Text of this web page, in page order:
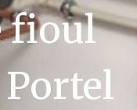
fioul
Portel